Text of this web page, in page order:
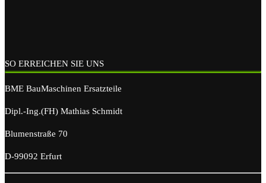
SO ERREICHEN SIE UNS
BME BauMaschinen Ersatzteile
Dipl.-Ing.(FH) Mathias Schmidt
Blumenstraße 70
D-99092 Erfurt